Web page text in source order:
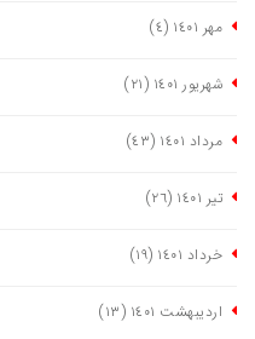
مهر ١٤٠١ (٤)
شهریور ١٤٠١ (٢١)
مرداد ١٤٠١ (٤٣)
تیر ١٤٠١ (٢٦)
خرداد ١٤٠١ (١٩)
اردیبهشت ١٤٠١ (١٣)